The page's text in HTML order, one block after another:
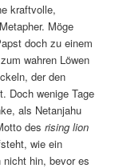
kraftvolle,
Möge
doch zu einem
wahren Löwen
der den
Doch wenige Tage
als Netanjahu
desrising lion
wie ein
hin, bevor es